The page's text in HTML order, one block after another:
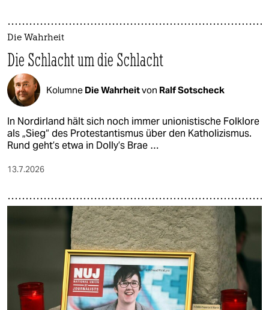
Die Wahrheit
Die Schlacht um die Schlacht
Kolumne Die Wahrheitvon Ralf Sotscheck
In Nordirland hält sich noch immer unionistische Folklore
als „Sieg“ des Protestantismus über den Katholizismus.
Rund geht’s etwa in Dolly’s Brae …
13.7.2026